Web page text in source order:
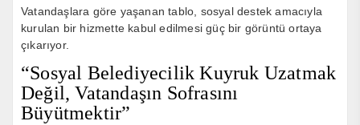
Vatandaşlara göre yaşanan tablo, sosyal destek amacıyla
kurulan bir hizmette kabul edilmesi güç bir görüntü ortaya
çıkarıyor.
“Sosyal Belediyecilik Kuyruk Uzatmak
Değil, Vatandaşın Sofrasını
Büyütmektir”